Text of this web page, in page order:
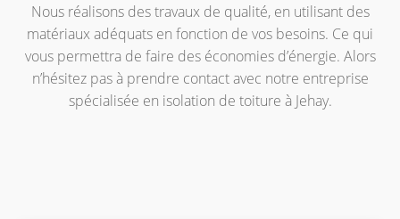
Nous réalisons des travaux de qualité, en utilisant des
matériaux adéquats en fonction de vos besoins. Ce qui
vous permettra de faire des économies d’énergie. Alors
n’hésitez pas à prendre contact avec notre entreprise
spécialisée en isolation de toiture à Jehay.